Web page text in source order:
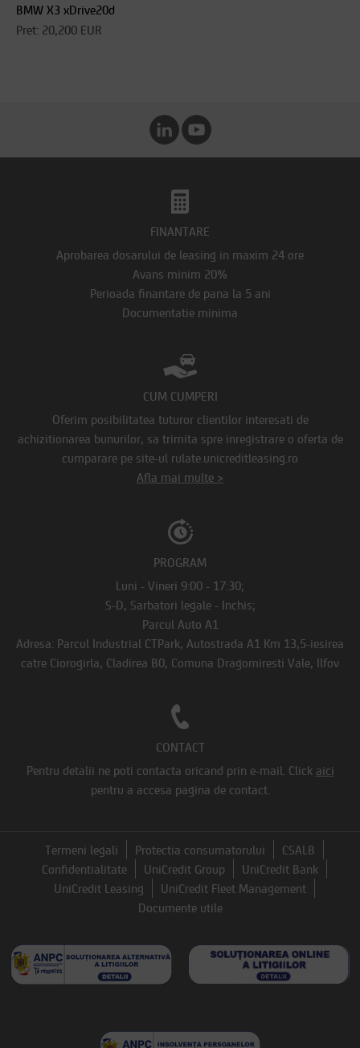
BMW X3 xDrive20d
Pret: 20,200 EUR
FINANTARE
Aprobarea dosarului de leasing in maxim 24 ore
Avans minim 20%
Perioada finantare de pana la 5 ani
Documentatie minima
CUM CUMPERI
Oferim posibilitatea tuturor clientilor interesati de
achizitionarea bunurilor, sa trimita spre inregistrare o oferta de
cumparare pe site-ul rulate.unicreditleasing.ro
Afla mai multe >
PROGRAM
Luni - Vineri 9:00 - 17:30;
S-D, Sarbatori legale - Inchis;
Parcul Auto A1
Adresa: Parcul Industrial CTPark, Autostrada A1 Km 13,5-iesirea
catre Ciorogirla, Cladirea B0, Comuna Dragomiresti Vale, Ilfov
CONTACT
Pentru detalii ne poti contacta oricand prin e-mail. Click aici
pentru a accesa pagina de contact.
Termeni legali Protectia consumatorului
CSALB
Confidentialitate
UniCredit Group
UniCredit Bank
UniCredit Leasing
UniCredit Fleet Management
Documente utile